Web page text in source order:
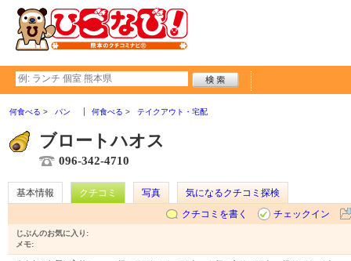
何食べる パン 何食べる テイクアウト・宅配
ブロートハオス
096-342-4710
基本情報 クチコミ 写真
気になるクチコミ探検
クチコミを書く
チェックイン
じぶんのお気に入り:
メモ: